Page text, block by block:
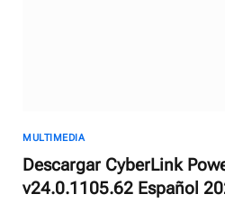
MULTIMEDIA
Descargar CyberLink
v24.0.1105.62 Español